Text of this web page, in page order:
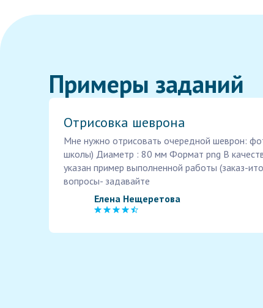
Примеры заданий
Отрисовка шеврона
Мне нужно отрисовать очередной шеврон:
школы) Диаметр : 80 мм Формат png В
указан пример выполненной работы (заказ-
вопросы- задавайте
Елена Нещеретова